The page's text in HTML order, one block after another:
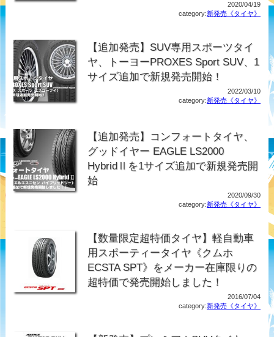
2020/04/19
category:新発売《タイヤ》
【追加発売】SUV専用スポーツタイ
ヤ、トーヨーPROXES Sport SUV、1
サイズ追加で新規発売開始！
2022/03/10
category:新発売《タイヤ》
【追加発売】コンフォートタイヤ、
グッドイヤー EAGLE LS2000
HybridⅡを1サイズ追加で新規発売開
始
2020/09/30
category:新発売《タイヤ》
【数量限定超特価タイヤ】軽自動車
用スポーティータイヤ《クムホ
ECSTA SPT》をメーカー在庫限りの
超特価で発売開始しました！
2016/07/04
category:新発売《タイヤ》